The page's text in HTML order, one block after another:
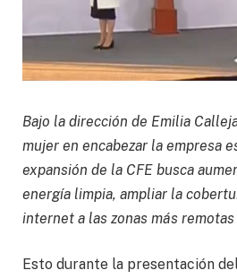
Bajo la dirección de Emilia
mujer en encabezar la empresa
expansión de la CFE busca
energía limpia, ampliar la
internet a las zonas más
Esto durante la presentación